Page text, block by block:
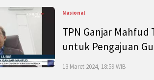
Nasional
TPN Ganjar
untuk Pengajuan
13 Maret 2024, 18:59 WIB